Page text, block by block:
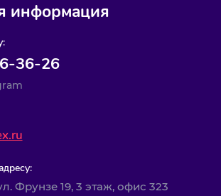
информация
36-26
Фрунзе 19, 3 этаж, офис 323